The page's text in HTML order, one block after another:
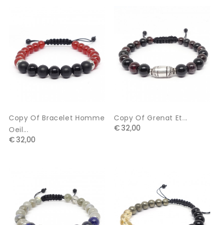
Copy Of Bracelet Homme
Oeil...
€ 32,00
Copy Of Grenat Et...
€ 32,00